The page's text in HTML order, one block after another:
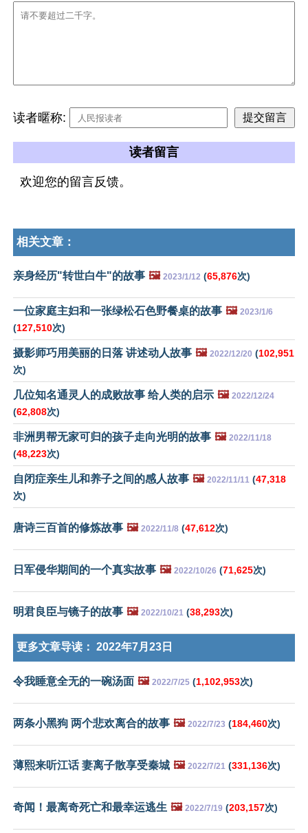
读者暱称:
读者留言
欢迎您的留言反馈。
相关文章：
亲身经历"转世白牛"的故事 🖼️ 2023/1/12 (65,876次)
一位家庭主妇和一张绿松石色野餐桌的故事 🖼️ 2023/1/6
(127,510次)
摄影师巧用美丽的日落 讲述动人故事 🖼️ 2022/12/20 (102,951
次)
几位知名通灵人的成败故事 给人类的启示 🖼️ 2022/12/24
(62,808次)
非洲男帮无家可归的孩子走向光明的故事 🖼️ 2022/11/18
(48,223次)
自闭症亲生儿和养子之间的感人故事 🖼️ 2022/11/11 (47,318
次)
唐诗三百首的修炼故事 🖼️ 2022/11/8 (47,612次)
日军侵华期间的一个真实故事 🖼️ 2022/10/26 (71,625次)
明君良臣与镜子的故事 🖼️ 2022/10/21 (38,293次)
更多文章导读： 2022年7月23日
令我睡意全无的一碗汤面 🖼️ 2022/7/25 (1,102,953次)
两条小黑狗 两个悲欢离合的故事 🖼️ 2022/7/23 (184,460次)
薄熙来听江话 妻离子散享受秦城 🖼️ 2022/7/21 (331,136次)
奇闻！最离奇死亡和最幸运逃生 🖼️ 2022/7/19 (203,157次)